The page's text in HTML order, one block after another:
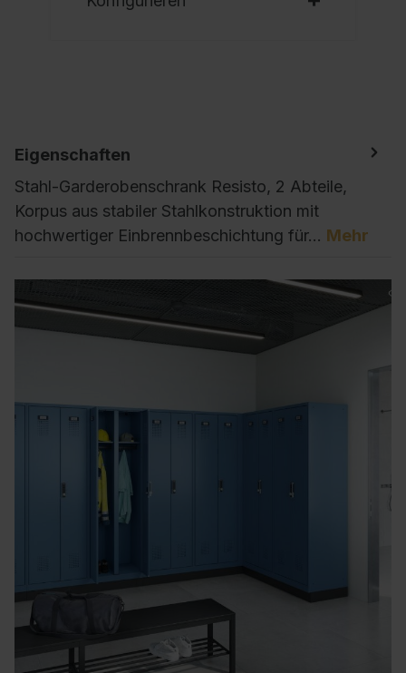
Eigenschaften
Stahl-Garderobenschrank Resisto, 2 Abteile,
Korpus aus stabiler Stahlkonstruktion mit
hochwertiger Einbrennbeschichtung für… Mehr